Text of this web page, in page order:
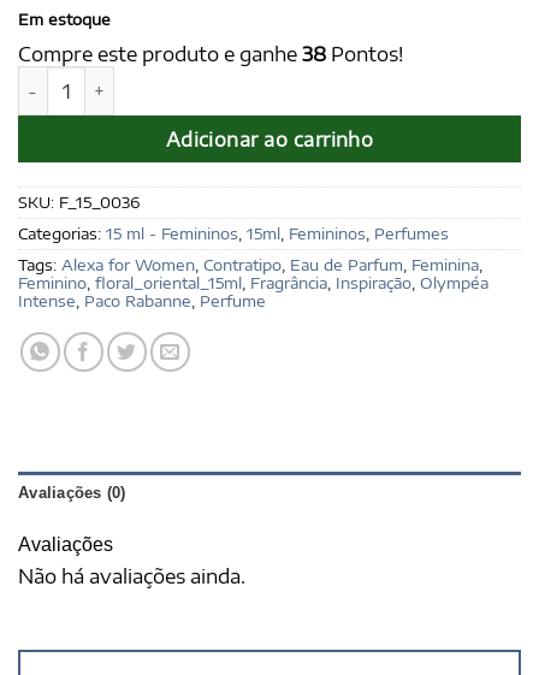
Em estoque
Compre este produto e ganhe 38 Pontos!
Adicionar ao carrinho
SKU: F_15_0036
Categorias: 15 ml - Femininos, 15ml, Femininos, Perfumes
Tags: Alexa for Women, Contratipo, Eau de Parfum, Feminina,
Feminino, floral_oriental_15ml, Fragrância, Inspiração, Olympéa
Intense, Paco Rabanne, Perfume
Avaliações (0)
Avaliações
Não há avaliações ainda.